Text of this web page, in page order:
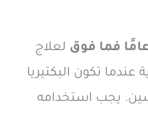
لعلاج
عندما تكون البكتيريا
يجب استخدامه